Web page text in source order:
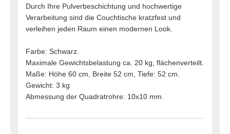
Durch Ihre Pulverbeschichtung und hochwertige
Verarbeitung sind die Couchtische kratzfest und
verleihen jeden Raum einen modernen Look.
Farbe: Schwarz.
Maximale Gewichtsbelastung ca. 20 kg, flächenverteilt.
Maße: Höhe 60 cm, Breite 52 cm, Tiefe: 52 cm.
Gewicht: 3 kg
Abmessung der Quadratrohre: 10x10 mm.